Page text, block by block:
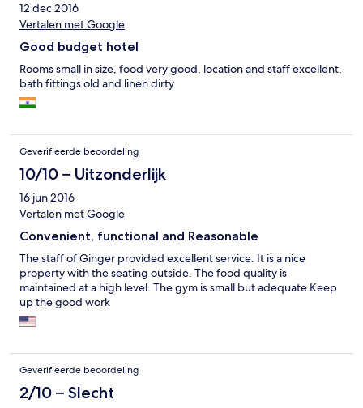
12 dec 2016
Vertalen met Google
Good budget hotel
Rooms small in size, food very good, location and staff excellent,
bath fittings old and linen dirty
Geverifieerde beoordeling
10/10 – Uitzonderlijk
16 jun 2016
Vertalen met Google
Convenient, functional and Reasonable
The staff of Ginger provided excellent service. It is a nice
property with the seating outside. The food quality is
maintained at a high level. The gym is small but adequate Keep
up the good work
Geverifieerde beoordeling
2/10 – Slecht